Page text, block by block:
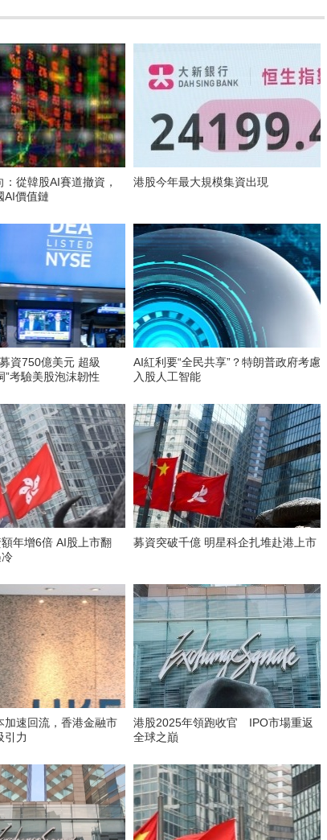
從韓股AI賽道撤資，
AI價值鏈
港股今年最大規模集資出現
資750億美元 超級
”考驗美股泡沫韌性
AI紅利要“全民共享”？特朗普政府考慮
入股人工智能
年增6倍 AI股上市翻
冷
募資突破千億 明星科企扎堆赴港上市
加速回流，香港金融市
引力
港股2025年領跑收官 IPO市場重返
全球之巔